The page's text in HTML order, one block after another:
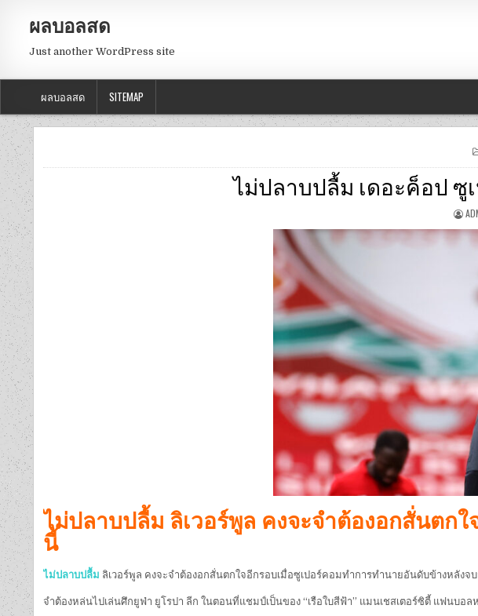
ผลบอลสด
Just another WordPress site
ผลบอลสด SITEMAP
ไม่ปลาบปลื้ม เดอะค็อป
ไม่ปลาบปลื้ม ลิเวอร์พูล คงจะจำต้องอกสั่นตก
นี้
ไม่ปลาบปลื้ม ลิเวอร์พูล คงจะจำต้องอกสั่นตกใจอีกรอบเมื่อซูเปอร์คอมทำการทำนายอันดับข้างหลังจ
จำต้องหล่นไปเล่นศึกยูฟ่า ยูโรปา ลีก ในตอนที่แชมป์เป็นของ “เรือใบสีฟ้า” แมนเชสเตอร์ซิตี้ แฟนบอล